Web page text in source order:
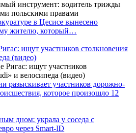
в Цесисе вынесено
жителю, который…
ищут участников столкновения
(видео)
разыскивает участников дорожно-
которое произошло 12
дном: украла у соседа с
через Smart-ID